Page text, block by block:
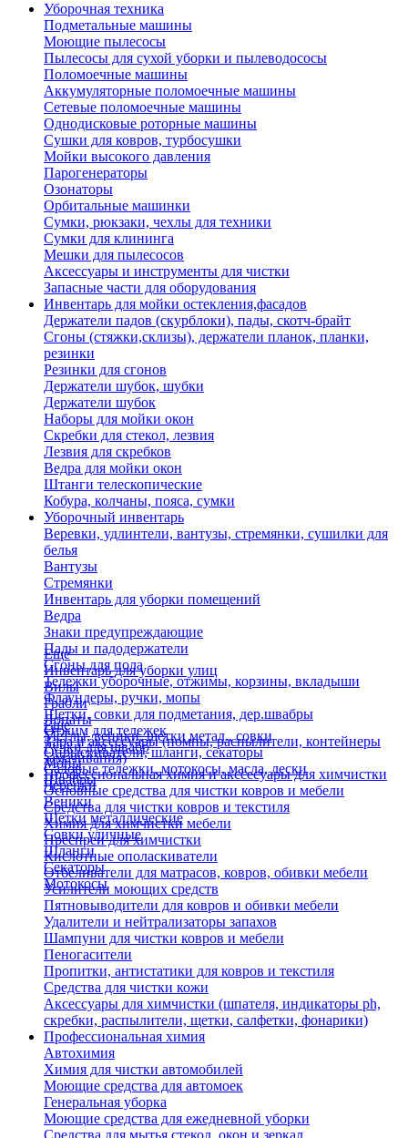
Уборочная техника
Подметальные машины
Моющие пылесосы
Пылесосы для сухой уборки и пылеводососы
Поломоечные машины
Аккумуляторные поломоечные машины
Сетевые поломоечные машины
Однодисковые роторные машины
Сушки для ковров, турбосушки
Мойки высокого давления
Парогенераторы
Озонаторы
Орбитальные машинки
Сумки, рюкзаки, чехлы для техники
Сумки для клининга
Мешки для пылесосов
Аксессуары и инструменты для чистки
Запасные части для оборудования
Инвентарь для мойки остекления,фасадов
Держатели падов (скурблоки), пады, скотч-брайт
Сгоны (стяжки,склизы), держатели планок, планки,
резинки
Резинки для сгонов
Держатели шубок, шубки
Держатели шубок
Наборы для мойки окон
Скребки для стекол, лезвия
Лезвия для скребков
Ведра для мойки окон
Штанги телескопические
Кобура, колчаны, пояса, сумки
Уборочный инвентарь
Веревки, удлинтели, вантузы, стремянки, сушилки для
белья
Вантузы
Стремянки
Инвентарь для уборки помещений
Ведра
Знаки предупреждающие
Пады и падодержатели
Сгоны для пола
Тележки уборочные, отжимы, корзины, вкладыши
Флаундеры, ручки, мопы
Щетки, совки для подметания, дер.швабры
Отжим для тележек
Ручки для швабр
Мопы
Швабры
Еще
Инвентарь для уборки улиц
Вилы
Грабли
Лопаты
Метлы, веники, щетки метал., совки
Опрыскиватели, шланги, секаторы
Садовые тележки, мотокосы, масла, лески
Черенки
Веники
Щетки металлические
Совки уличные
Шланги
Секаторы
Мотокосы
Еще
Тара и аксессуары (помпы, распылители, контейнеры
замачивания)
Профессиональная химия и акссесуары для химчистки
Основные средства для чистки ковров и мебели
Средства для чистки ковров и текстиля
Химия для химчистки мебели
Преспреи для химчистки
Кислотные ополаскиватели
Отбеливатели для матрасов, ковров, обивки мебели
Усилители моющих средств
Пятновыводители для ковров и обивки мебели
Удалители и нейтрализаторы запахов
Шампуни для чистки ковров и мебели
Пеногасители
Пропитки, антистатики для ковров и текстиля
Средства для чистки кожи
Аксессуары для химчистки (шпателя, индикаторы ph,
скребки, распылители, щетки, салфетки, фонарики)
Профессиональная химия
Автохимия
Химия для чистки автомобилей
Моющие средства для автомоек
Генеральная уборка
Моющие средства для ежедневной уборки
Средства для мытья стекол, окон и зеркал